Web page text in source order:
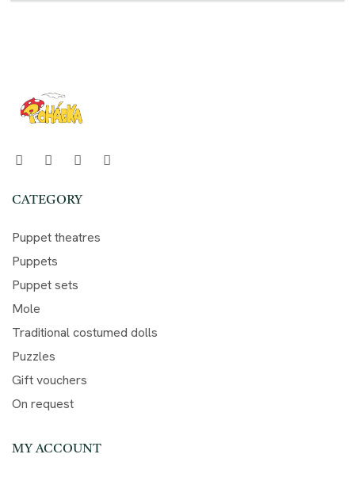
CATEGORY
Puppet theatres
Puppets
Puppet sets
Mole
Traditional costumed dolls
Puzzles
Gift vouchers
On request
MY ACCOUNT